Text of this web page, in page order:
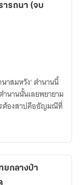
ารถนา (จบ
ง' ตำนานนี้
นานนั้นเลยพยายาม
รต้องสาปคืออัญมณีที่
ยกลางป่า